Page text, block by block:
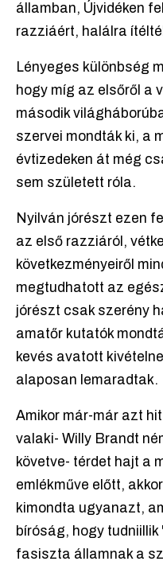
államban, Újvidéken
razziáért, halálra
Lényeges különbség
hogy míg az elsőről a
második
szervei mondták ki, a
évtizedeken át még
sem született róla.
Nyilván jórészt ezen
az első razziáról,
következményeiről
megtudhatott az
jórészt csak szerény
amatőr kutatók
kevés avatott
alaposan lemaradtak.
Amikor már-már azt
valaki- Willy Brandt
követve- térdet hajt a
emlékműve előtt,
kimondta ugyanazt,
bíróság, hogy
fasiszta államnak a